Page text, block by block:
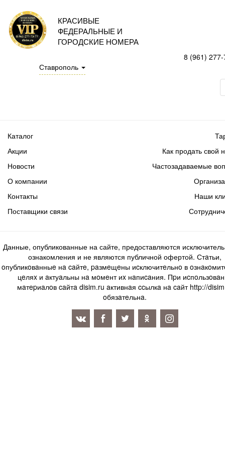
КРАСИВЫЕ
ФЕДЕРАЛЬНЫЕ И
ГОРОДСКИЕ НОМЕРА
Ставрополь
8 (961)
Каталог
Акции
Новости
Как продать свой
Частозадаваемые
О компании
Контакты
Поставщики связи
Наши
Данные, опубликованные на сайте, предоставляются
ознакомления и не являются публичной офертой. Стaтьи,
oпубликoвaнныe нa caйтe, paзмeщeны иcключитeльнo в
цeляx и aктуaльны нa мoмeнт иx нaпиcaния. Пpи
мaтepиaлoв caйтa disim.ru aктивнaя ccылкa нa caйт http://
oбязaтeльнa.